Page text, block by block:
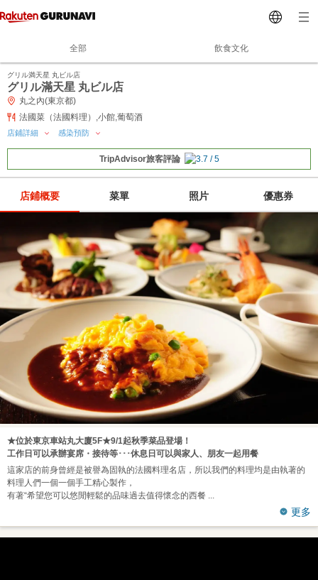
全部 飲食文化
グリル満天星 丸ビル店
グリル滿天星 丸ビル店
丸之內(東京都)
法國菜（法國料理）,小館,葡萄酒
店鋪詳細 感染預防
TripAdvisor旅客評論
店鋪概要 菜單 照片 優惠券
★位於東京車站丸大廈5F★9/1起秋季菜品登場！
工作日可以承辦宴席・接待等･･･休息日可以與家人、朋友一起用餐
這家店的前身曾經是被譽為固執的法國料理名店，所以我們的料理均是由執著的
料理人們一個一個手工精心製作，
有著“希望您可以悠閒輕鬆的品味過去值得懷念的西餐
更多